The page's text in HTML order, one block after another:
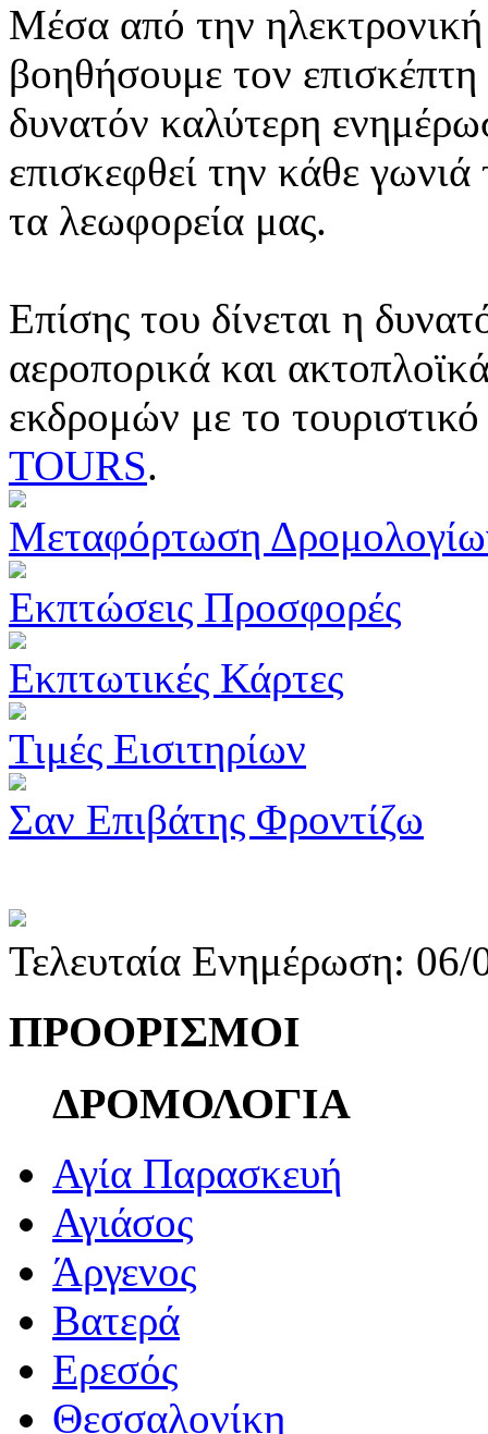
Μέσα από την ηλεκτρονική
βοηθήσουμε τον
δυνατόν καλύτερη
επισκεφθεί την κάθε
τα λεωφορεία μας.
Επίσης του δίνεται η
αεροπορικά και
εκδρομών με το
TOURS.
Μεταφόρτωση
Εκπτώσεις Προσφορές
Εκπτωτικές Κάρτες
Τιμές Εισιτηρίων
Σαν Επιβάτης Φροντίζω
Τελευταία Ενημέρωση:
ΠΡΟΟΡΙΣΜΟΙ
ΔΡΟΜΟΛΟΓΙΑ
Αγία Παρασκευή
Αγιάσος
Άργενος
Βατερά
Ερεσός
Θεσσαλονίκη